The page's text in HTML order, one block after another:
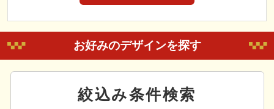
お好みのデザインを探す
絞込み条件検索